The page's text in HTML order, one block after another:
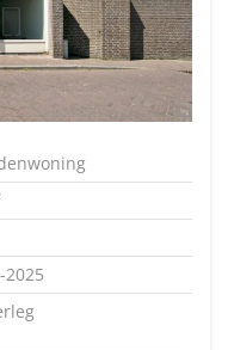
2025